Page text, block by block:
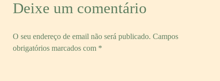
Deixe um comentário
O seu endereço de email não será publicado. Campos
obrigatórios marcados com *